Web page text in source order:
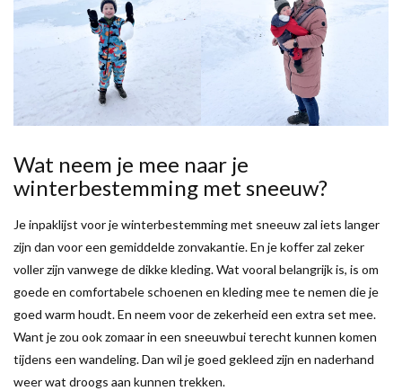
Wat neem je mee naar je
winterbestemming met sneeuw?
Je inpaklijst voor je winterbestemming met sneeuw zal iets langer
zijn dan voor een gemiddelde zonvakantie. En je koffer zal zeker
voller zijn vanwege de dikke kleding. Wat vooral belangrijk is, is om
goede en comfortabele schoenen en kleding mee te nemen die je
goed warm houdt. En neem voor de zekerheid een extra set mee.
Want je zou ook zomaar in een sneeuwbui terecht kunnen komen
tijdens een wandeling. Dan wil je goed gekleed zijn en naderhand
weer wat droogs aan kunnen trekken.